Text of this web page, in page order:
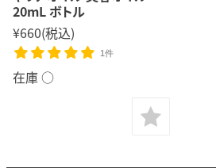
20mL ボトル
¥660(税込)
1件
在庫 ○